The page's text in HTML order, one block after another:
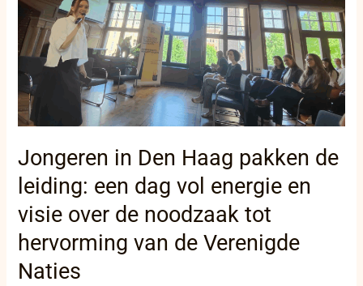
Jongeren in Den Haag pakken de
leiding: een dag vol energie en
visie over de noodzaak tot
hervorming van de Verenigde
Naties
een
dag
vol
energie
en
visie
over
de
tot
hervorming
van
de
Naties